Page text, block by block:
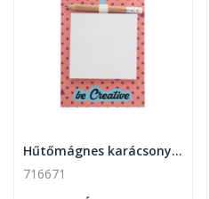
Hűtőmágnes karácsonyfa díszítéssel,...
716671